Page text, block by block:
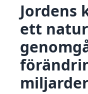
Jordens
ett